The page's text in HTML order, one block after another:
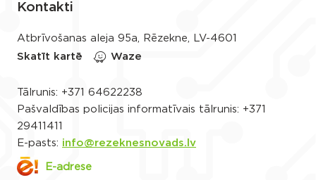
Kontakti
Atbrīvošanas aleja 95a, Rēzekne, LV-4601
Skatīt kartē
Waze
Tālrunis: +371 64622238
Pašvaldības policijas informatīvais tālrunis: +371
29411411
E-pasts: info@rezeknesnovads.lv
E-adrese